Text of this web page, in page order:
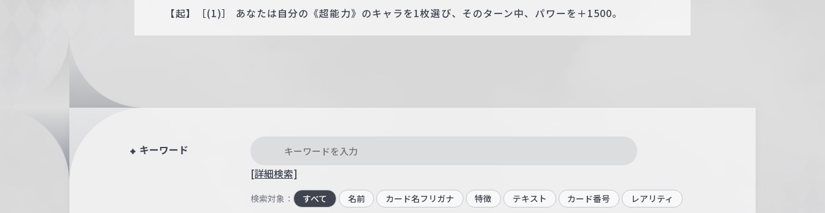
【起】［(1)］ あなたは自分の《超能力》のキャラを1枚選び、そのターン中、パワーを＋1500。
キーワード
[詳細検索]
検索対象： すべて 名前 カード名フリガナ 特徴 テキスト カード番号 レアリティ